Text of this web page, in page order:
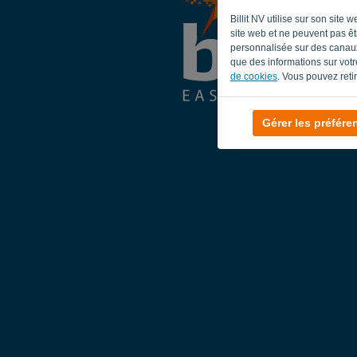
Billit NV utilise sur son site
site web et ne peuvent pas
personnalisée sur des
que des informations sur
de cookies . Vous pouvez
Gérer les